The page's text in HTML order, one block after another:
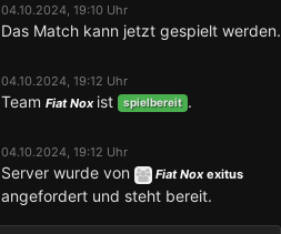
04.10.2024, 19:10 Uhr
Das Match kann jetzt gespielt werden.
04.10.2024, 19:12 Uhr
Team Fiat Nox ist spielbereit .
04.10.2024, 19:12 Uhr
Server wurde von Fiat Noxexitus
angefordert und steht bereit.